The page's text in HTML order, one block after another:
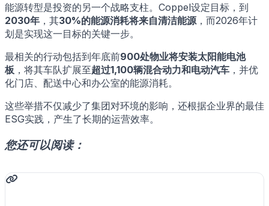
能源转型是投资的另一个战略支柱。Coppel设定目标，到
2030年 ，其30%的能源消耗将来自清洁能源 ，而2026年计
划是实现这一目标的关键一步。
最相关的行动包括到年底前900处物业将安装太阳能电池
板 ，将其车队扩展至超过1,100辆混合动力和电动汽车 ，并优
化门店、配送中心和办公室的能源消耗。
这些举措不仅减少了集团对环境的影响，还根据企业界的最佳
ESG实践，产生了长期的运营效率。
您还可以阅读：